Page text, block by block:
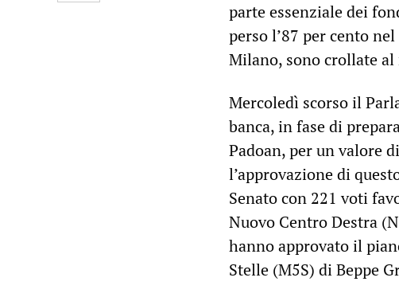
parte essenziale dei
perso l’87 per cento
Milano, sono crollate
Mercoledì scorso il
banca, in fase di
Padoan, per un valore
l’approvazione di
Senato con 221 voti
Nuovo Centro Destra
hanno approvato il
Stelle (M5S) di Beppe